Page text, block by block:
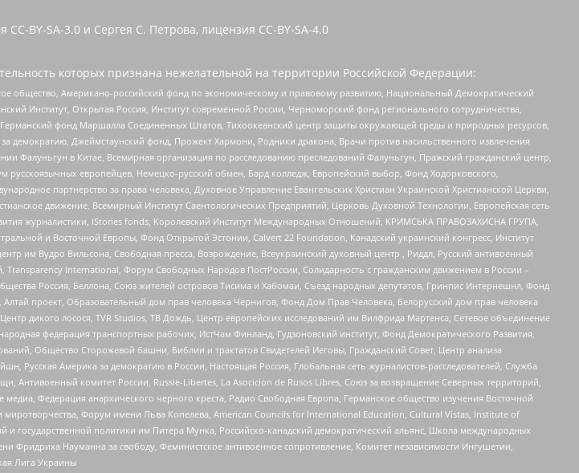
BY-SA-3.0 и Сергея С. Петрова, лицензия CC-BY-SA-4.0
которых признана нежелательной на территории Российской Федерации:
общество, Американо-российский фонд по экономическому и правовому развитию, Национальный Демократический
Институт, Открытая Россия, Институт современной России, Черноморский фонд регионального сотрудничества,
фонд Маршалла Соединенных Штатов, Тихоокеанский центр защиты окружающей среды и природных ресурсов,
демократию, Джеймстаунский фонд, Прожект Хармони, Родники дракона, Врачи против насильственного извлечения
Фалуньгун в Китае, Всемирная организация по расследованию преследований Фалуньгун, Пражский гражданский центр,
европейцев, Немецко-русский обмен, Бард колледж, Европейский выбор, Фонд Ходорковского,
партнерство за права человека, Духовное Управление Евангельских Христиан Украинской Христианской Церкви,
движение, Всемирный Институт Саентологических Предприятий, Церковь Духовной Технологии, Европейская сеть
журналистики, IStories fonds, Королевский Институт Международных Отношений, КРИМСЬКА ПРАВОЗАХИСНА ГРУПА,
и Восточной Европы, Фонд Открытой Эстонии, Calvert 22 Foundation, Канадский украинский конгресс, Институт
им Вудро Вильсона, Свободная пресса, Возрождение, Всеукраинский духовный центр , Риддл, Русский антивоенный
International, Форум Свободных Народов ПостРоссии, Солидарность с гражданским движением в России –
Россия, Беллона, Союз жителей островов Тисима и Хабомаи, Съезд народных депутатов, Гринпис Интернешнл, Фонд
проект, Образовательный дом прав человека Чернигов, Фонд Дом Прав Человека, Белорусский дом прав человека
дикого лосося, TVR Studios, ТВ Дождь, Центр европейских исследований им Вилфрида Мартенса, Сетевое объединение
федерация транспортных рабочих, ИстЧам Финланд, Гудзоновский институт, Фонд Демократического Развития,
Общество Сторожевой башни, Библии и трактатов Свидетелей Иеговы, Гражданский Совет, Центр анализа
Русская Америка за демократию в России, Настоящая Россия, Глобальная сеть журналистов-расследователей, Служба
комитет России, Russie-Libertes, La Asocicion de Rusos Libres, Союз за возвращение Северных территорий,
Федерация анархического черного креста, Радио Свободная Европа, Германское общество изучения Восточной
Форум имени Льва Копелева, American Councils for International Education, Cultural Vistas, Institute of
политики им Питера Мунка, Российско-канадский демократический альянс, Школа международных
Науманна за свободу, Феминистское антивоенное сопротивление, Комитет независимости Ингушетии,
Лига Украины